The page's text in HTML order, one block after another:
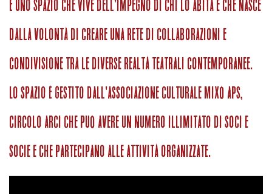
È uno spazio che vive dell’impegno di chi lo abita e che nasce
dalla volontà di creare una rete di collaborazioni e
condivisione tra le diverse realtà teatrali contemporanee.
Lo spazio è gestito dall’associazione culturale mixò aps,
circolo arci che può avere un numero illimitato di soci e
socie e che partecipano alle attività organizzate.